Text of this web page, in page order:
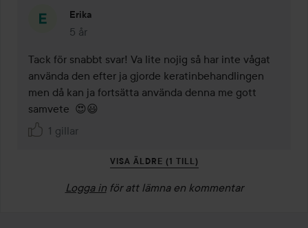
Erika
5 år
Kommentaren lades 5 år
Tack för snabbt svar! Va lite nojig så har inte vågat
använda den efter ja gjorde keratinbehandlingen
men då kan ja fortsätta använda denna me gott
samvete  😍😃
1 gillar
VISA ÄLDRE (1 TILL)
Logga in för att lämna en kommentar